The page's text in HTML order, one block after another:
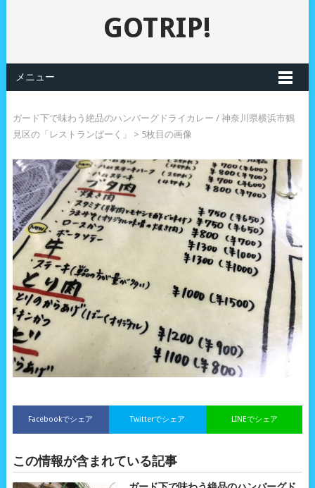
GOTRIP!
メニュー
ガード下で味わう絶品のハンバーグドライカレー / 神奈川県横浜市鶴
見区の「レストランばーく」
> 5枚目の画像
Facebookでシェア LINEでシェア
Twitterでシェア
この情報が含まれている記事